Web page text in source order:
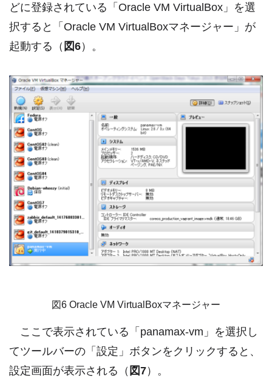
どに登録されている「Oracle VM VirtualBox」を選
択すると「Oracle VM VirtualBoxマネージャー」が
起動する（ 図6）。
図6 Oracle VM VirtualBoxマネージャー
ここで表示されている「panamax-vm」を選択し
てツールバーの「設定」ボタンをクリックすると、
設定画面が表示される（ 図7）。